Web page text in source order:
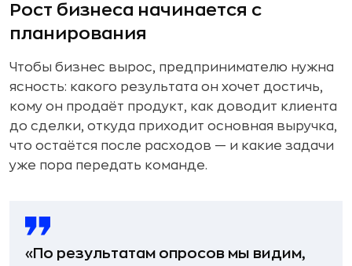
Рост бизнеса начинается с
планирования
Чтобы бизнес вырос, предпринимателю нужна
ясность: какого результата он хочет достичь,
кому он продаёт продукт, как доводит клиента
до сделки, откуда приходит основная выручка,
что остаётся после расходов — и какие задачи
уже пора передать команде.
«По результатам опросов мы видим,